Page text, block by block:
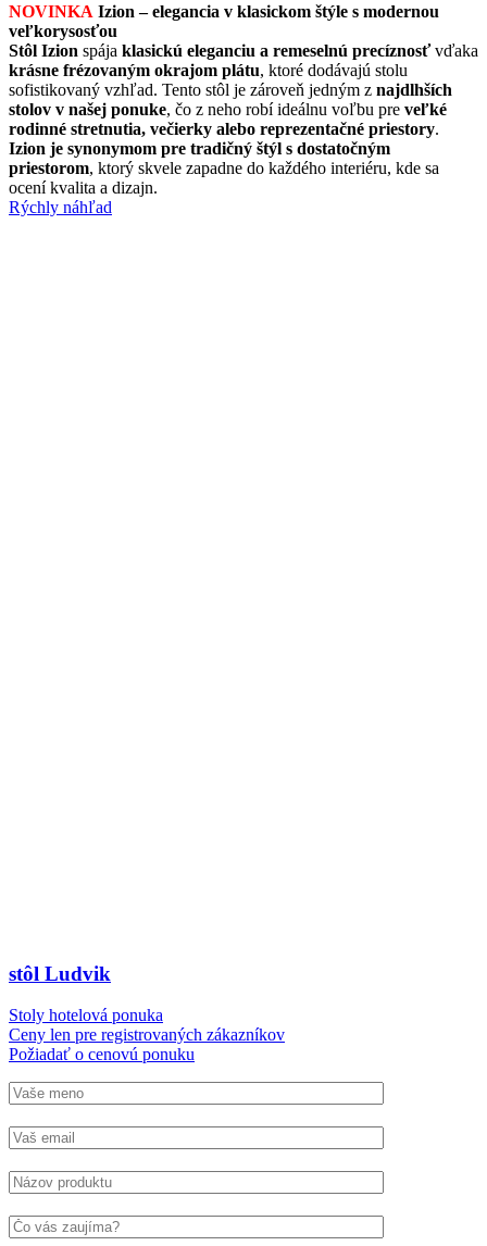
NOVINKA Izion – elegancia v klasickom štýle s modernou
veľkorysosťou
Stôl Izion spája klasickú eleganciu a remeselnú precíznosťvďaka
krásne frézovaným okrajom plátu, ktoré dodávajú stolu
sofistikovaný vzhľad. Tento stôl je zároveň jedným z najdlhších
stolov v našej ponuke, čo z neho robí ideálnu voľbu pre veľké
rodinné stretnutia, večierky alebo reprezentačné priestory.
Izion je synonymom pre tradičný štýl s dostatočným
priestorom, ktorý skvele zapadne do každého interiéru, kde sa
ocení kvalita a dizajn.
Rýchly náhľad
stôl Ludvik
Stoly hotelová ponuka
Ceny len pre registrovaných zákazníkov
Požiadať o cenovú ponuku